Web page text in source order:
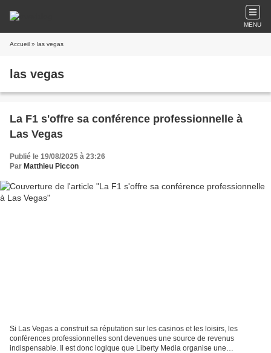
MENU
Accueil » las vegas
las vegas
La F1 s'offre sa conférence professionnelle à
Las Vegas
Publié le 19/08/2025 à 23:26
Par Matthieu Piccon
Si Las Vegas a construit sa réputation sur les casinos et les loisirs, les
conférences professionnelles sont devenues une source de revenus
indispensable. Il est donc logique que Liberty Media organise une